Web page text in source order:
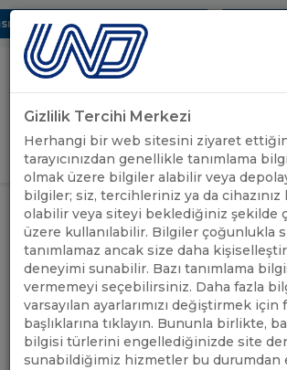
Dijital UBAK Bölümü Hakkında UND,
Uluslararası Nakliyeciler Derneği
ANASAYFA /
ÖNEMLİ
DUYURULAR
/
TİCARET
ELEKTRONİK
KOSOVA
TİCARET
MÜŞAVİRLERİMİZLE
ELEKTRONİK
Gizlilik Tercihi Merkezi
Herhangi bir web sitesini ziyaret
tarayıcınızdan genellikle tanımlama
olmak üzere bilgiler alabilir veya
bilgiler; siz, tercihleriniz ya da cihazınız
olabilir veya siteyi beklediğiniz şekilde
üzere kullanılabilir. Bilgiler çoğunlukla
tanımlamaz ancak size daha
deneyimi sunabilir. Bazı tanımlama
vermemeyi seçebilirsiniz. Daha fazla
varsayılan ayarlarımızı değiştirmek için
başlıklarına tıklayın. Bununla birlikte,
bilgisi türlerini engellediğinizde site
sunabildiğimiz hizmetler bu durumdan